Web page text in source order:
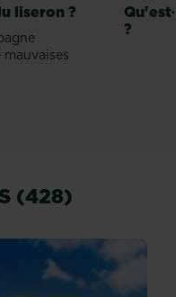
liseron ?
?
(428)